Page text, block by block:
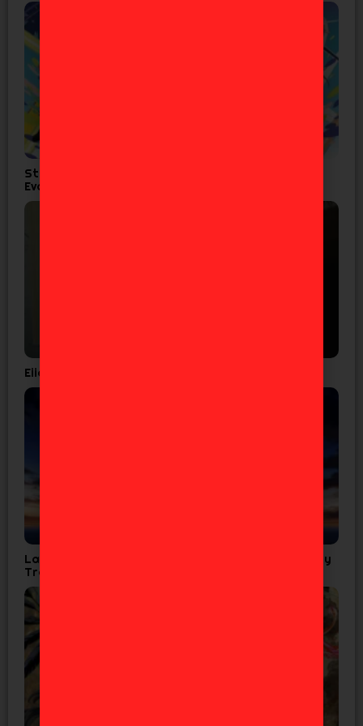
Studio Khara lanza corto por los 30 años de
Evangelion
Eiichiro Oda confirma que el ‘One Piece’ es real
La Cuarta Temporada de Tensura confirma Fecha y
Tráiler